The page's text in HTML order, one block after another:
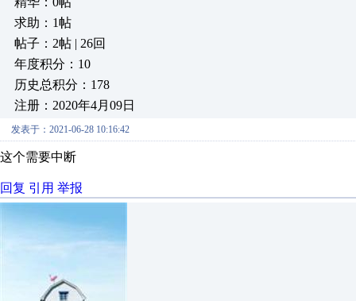
求助：1帖
帖子：2帖 | 26回
年度积分：10
历史总积分：178
注册：2020年4月09日
发表于：2021-06-28 10:16:42
这个需要中断
回复 引用 举报